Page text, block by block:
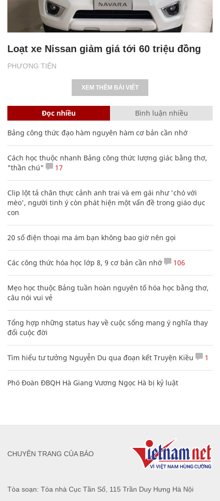
PHƯƠNG TIỆN
Loạt xe Nissan giảm giá tới 60 triệu đồng
XEM THÊM BÀI VIẾT
Đọc nhiều Bình luận nhiều
Bảng công thức đạo hàm nguyên hàm cơ bản cần nhớ
Cách học thuộc nhanh Bảng công thức lượng giác bằng thơ,
"thần chú"
17
Clip lột tả chân thực cảnh anh trai và em gái như 'chó với
mèo', người tinh ý còn phát hiện một vấn đề trong giáo dục
con
20 số điện thoại ma ám bạn không bao giờ nên gọi
Các công thức hóa học lớp 8, 9 cơ bản cần nhớ 106
Mẹo học thuộc Bảng tuần hoàn nguyên tố hóa học bằng thơ,
câu nói vui vẻ
Tổng hợp những status hay về cuộc sống mang ý nghĩa thay
đổi cuộc đời
Tìm hiểu tư tưởng Nguyễn Du qua đoạn kết Truyện Kiều 1
Phó Đoàn ĐBQH Hà Giang Vương Ngọc Hà bị kỷ luật
Tòa soạn: Tòa nhà Cục Tần Số, 115 Trần Duy Hưng Hà Nội
CHUYÊN TRANG CỦA BÁO